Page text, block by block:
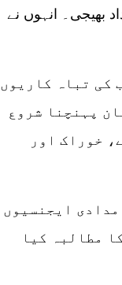
وزیر خارجہ نے کہا کہ چین نے تیزی سے کام کیا اور بروقت امداد بھیجی۔ انہوں نے
کی تباہ کاریوں
پہنچنا شروع
خوراک اور
ایجنسیوں
مطالبہ کیا